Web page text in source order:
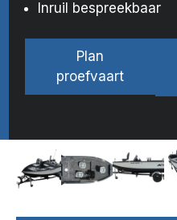
Inruil bespreekbaar
Plan
proefvaart